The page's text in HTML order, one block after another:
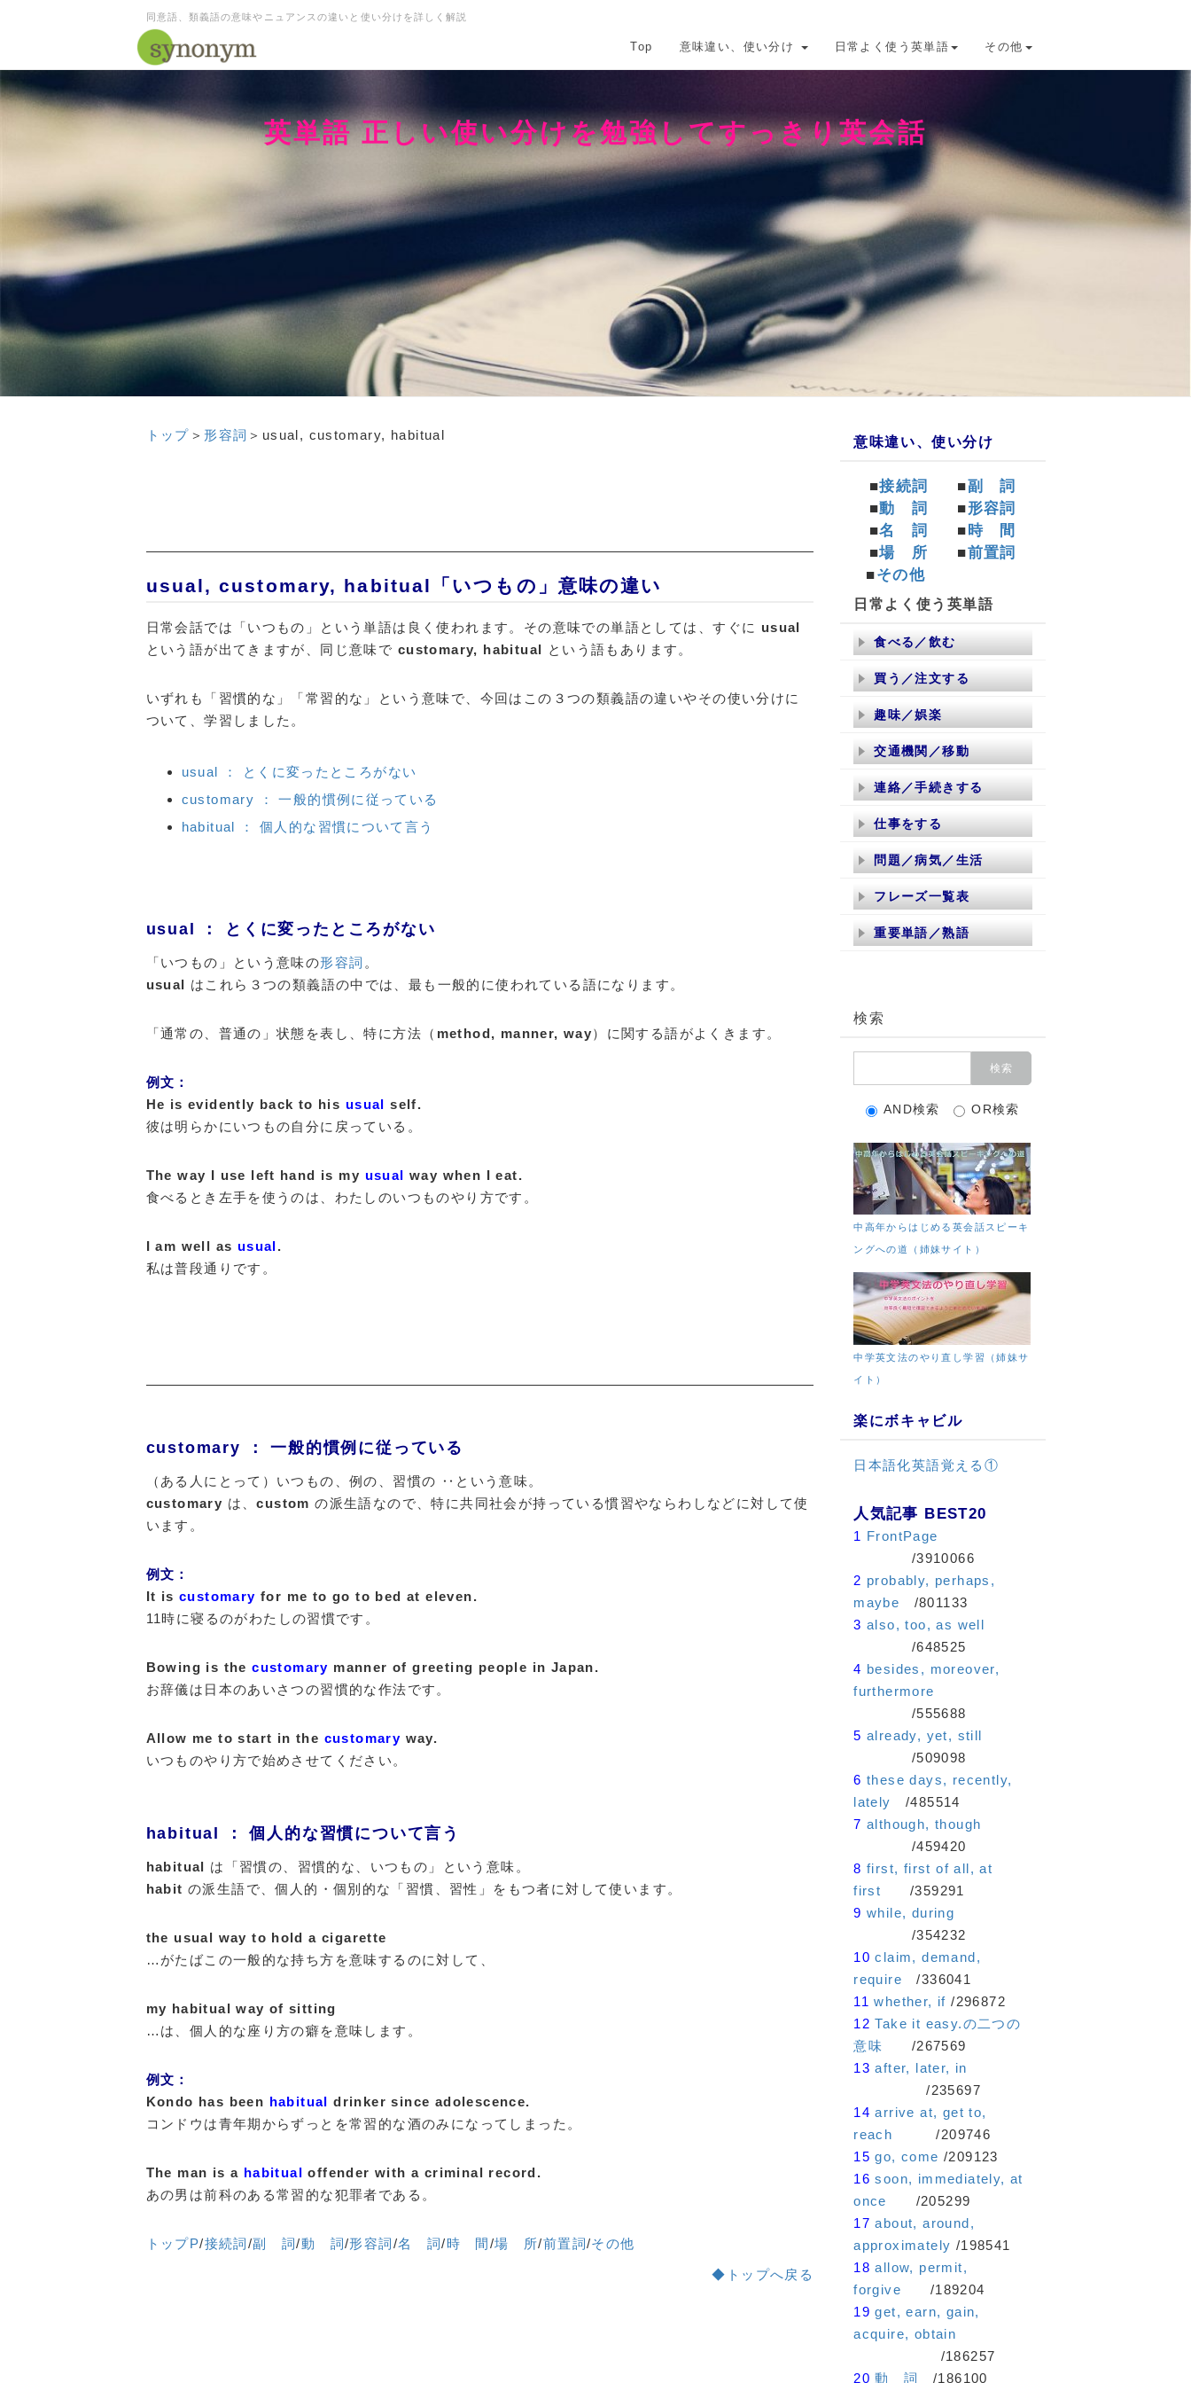
同意語、類義語の意味やニュアンスの違いと使い分けを詳しく解説
Top 意味違い、使い分け 日常よく使う英単語 その他
英単語 正しい使い分けを勉強してすっきり英会話
トップ ＞形容詞 ＞ usual, customary, habitual
usual, customary, habitual「いつもの」意味の違い
日常会話では「いつもの」という単語は良く使われます。その意味での単語としては、すぐに usual
という語が出てきますが、同じ意味で customary, habitual という語もあります。
いずれも「習慣的な」「常習的な」という意味で、今回はこの３つの類義語の違いやその使い分けに
ついて、学習しました。
usual ： とくに変ったところがない
customary ： 一般的慣例に従っている
habitual ： 個人的な習慣について言う
usual ： とくに変ったところがない
「いつもの」という意味の形容詞 。
usual はこれら３つの類義語の中では、最も一般的に使われている語になります。
「通常の、普通の」状態を表し、特に方法（ method, manner, way）に関する語がよくきます。
例文：
He is evidently back to his usual self.
彼は明らかにいつもの自分に戻っている。
The way I use left hand is my usual way when I eat.
食べるとき左手を使うのは、わたしのいつものやり方です。
I am well as usual.
私は普段通りです。
customary ： 一般的慣例に従っている
（ある人にとって）いつもの、例の、習慣の ‥という意味。
customary は、custom の派生語なので、特に共同社会が持っている慣習やならわしなどに対して使
います。
例文：
It is customary for me to go to bed at eleven.
11時に寝るのがわたしの習慣です。
Bowing is thecustomary manner of greeting people in Japan.
お辞儀は日本のあいさつの習慣的な作法です。
Allow me to start in the customary way.
いつものやり方で始めさせてください。
habitual ： 個人的な習慣について言う
habitual は「習慣の、習慣的な、いつもの」という意味。
habit の派生語で、個人的・個別的な「習慣、習性」をもつ者に対して使います。
the usual way to hold a cigarette
…がたばこの一般的な持ち方を意味するのに対して、
my habitual way of sitting
…は、個人的な座り方の癖を意味します。
例文：
Kondo has been habitual drinker since adolescence.
コンドウは青年期からずっとを常習的な酒のみになってしまった。
The man is a habitual offender with a criminal record.
あの男は前科のある常習的な犯罪者である。
トップP/接続詞/副 詞/動 詞/形容詞/名 詞/時 間/場 所/前置詞/その他
◆トップへ戻る
意味違い、使い分け
■接続詞 ■副 詞
■動 詞 ■形容詞
■名 詞 ■時 間
■場 所 ■前置詞
■その他
日常よく使う英単語
食べる／飲む
買う／注文する
趣味／娯楽
交通機関／移動
連絡／手続きする
仕事をする
問題／病気／生活
フレーズ一覧表
重要単語／熟語
検索
AND検索 OR検索
中高年からはじめる英会話スピーキ
ングへの道（姉妹サイト）
中学英文法のやり直し学習（姉妹サ
イト）
楽にボキャビル
日本語化英語覚える①
人気記事 BEST20
1 FrontPage
/3910066
2 probably, perhaps,
maybe /801133
3 also, too, as well
/648525
4 besides, moreover,
furthermore
/555688
5 already, yet, still
/509098
6 these days, recently,
lately /485514
7 although, though
/459420
8 first, first of all, at
first /359291
9 while, during
/354232
10 claim, demand,
require /336041
11 whether, if /296872
12 Take it easy.の二つの
意味 /267569
13 after, later, in
/235697
14 arrive at, get to,
reach /209746
15 go, come /209123
16 soon, immediately, at
once
/205299
17 about, around,
approximately /198541
18 allow, permit,
forgive /189204
19 get, earn, gain,
acquire, obtain
/186257
20 動 詞 /186100